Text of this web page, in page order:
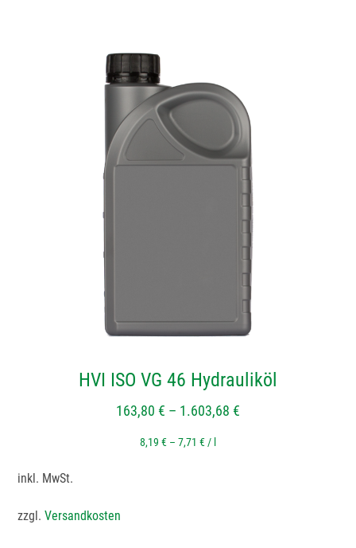
HVI ISO VG 46 Hydrauliköl
163,80 € – 1.603,68 €
8,19 € – 7,71 €/
inkl. MwSt.
zzgl.Versandkosten